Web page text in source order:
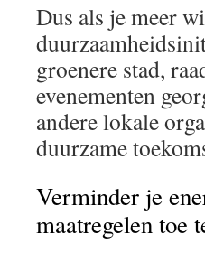
Dus als je meer
groenere stad,
evenementen
andere lokale
duurzame
Verminder je
maatregelen toe